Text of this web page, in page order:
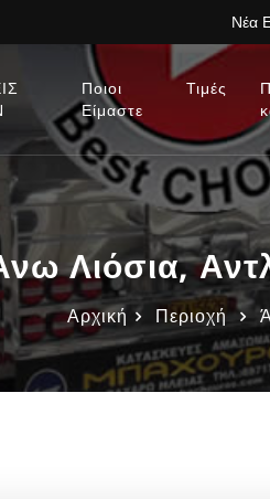
Νέα
Ποιοι
Είμαστε
Τιμές
Λιόσια,
Αρχική Περιοχή